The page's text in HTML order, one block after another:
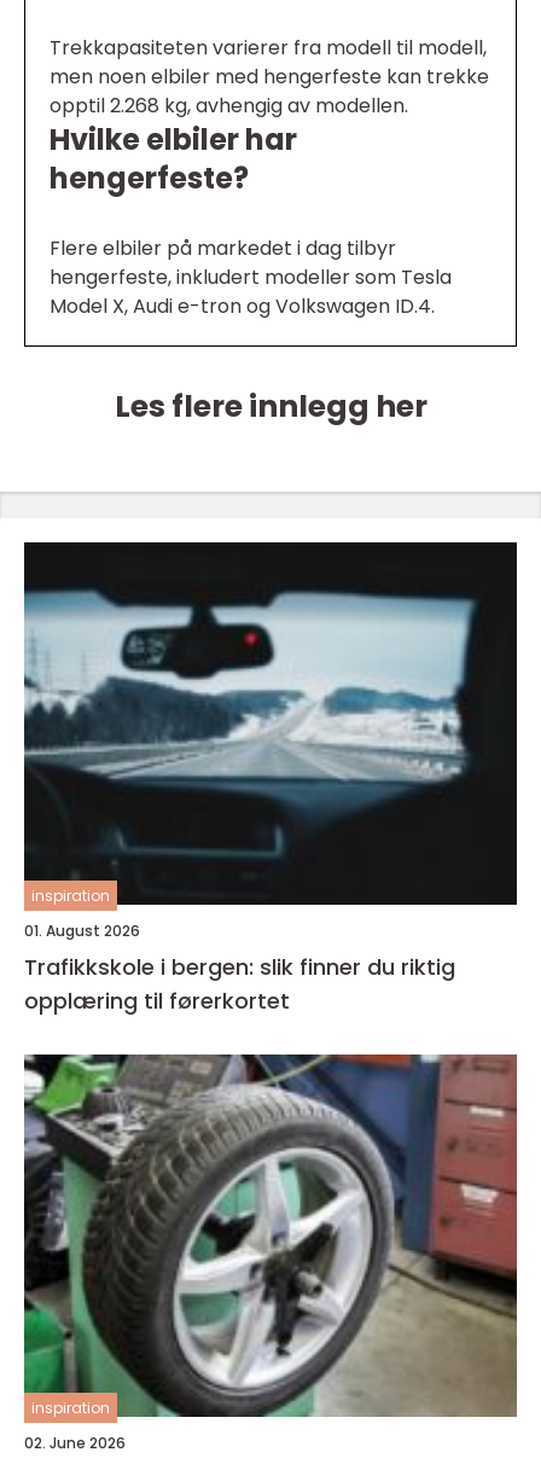
Trekkapasiteten varierer fra modell til modell,
men noen elbiler med hengerfeste kan trekke
opptil 2.268 kg, avhengig av modellen.
Hvilke elbiler har
hengerfeste?
Flere elbiler på markedet i dag tilbyr
hengerfeste, inkludert modeller som Tesla
Model X, Audi e-tron og Volkswagen ID.4.
Les flere innlegg her
inspiration
01. August 2026
Trafikkskole i bergen: slik finner du riktig
opplæring til førerkortet
inspiration
02. June 2026